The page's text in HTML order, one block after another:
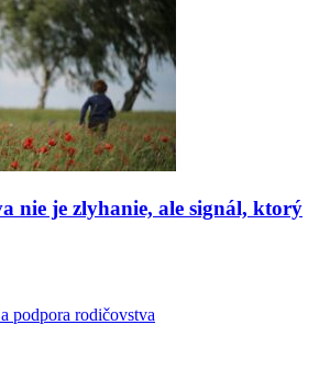
nie je zlyhanie, ale signál, ktorý
podpora rodičovstva